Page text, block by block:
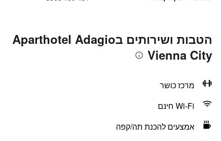
הטבות ושירותים בAparthotel Adagio
Vienna City
מרכז כושר
Wi-Fi חינם
אמצעים להכנת תה/קפה